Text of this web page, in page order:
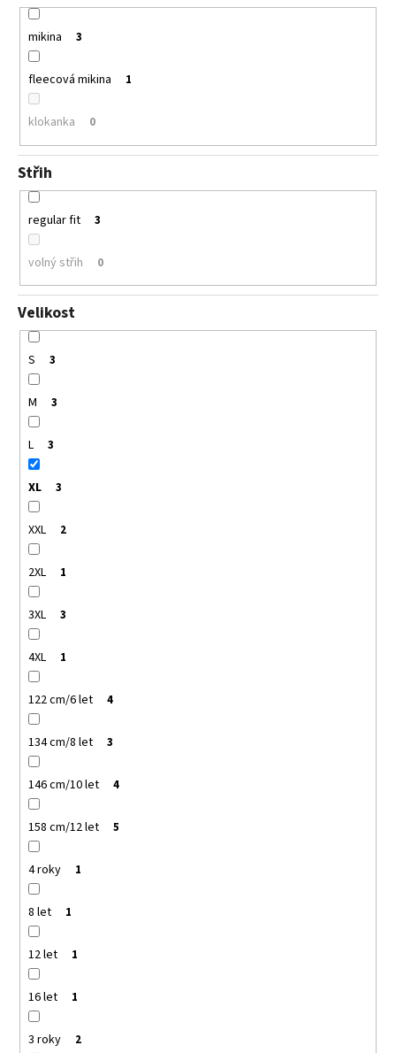
mikina 3
fleecová mikina 1
klokanka 0
Střih
regular fit 3
volný střih 0
Velikost
S 3
M 3
L 3
XL 3
XXL 2
2XL 1
3XL 3
4XL 1
122 cm/6 let 4
134 cm/8 let 3
146 cm/10 let 4
158 cm/12 let 5
4 roky 1
8 let 1
12 let 1
16 let 1
3 roky 2